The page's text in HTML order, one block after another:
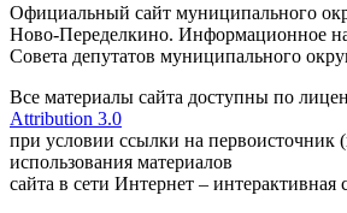
Официальный сайт муниципального
Ново-Переделкино. Информационное
Совета депутатов муниципального
Все материалы сайта доступны по
Attribution 3.0
при условии ссылки на первоисточник
использования материалов
сайта в сети Интернет – интерактивная